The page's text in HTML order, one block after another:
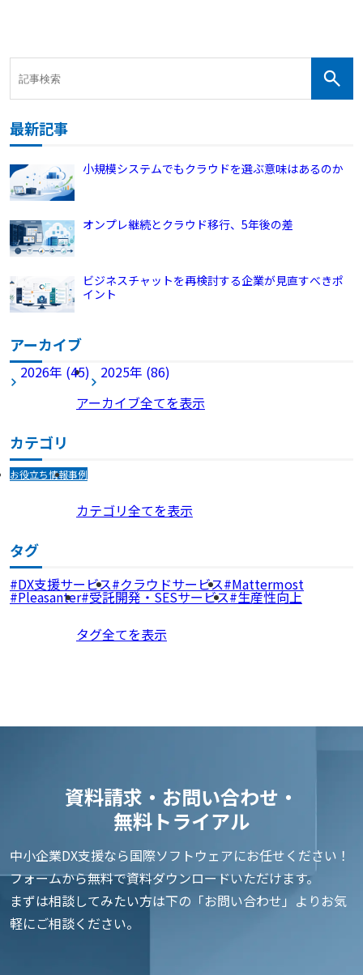
最新記事
小規模システムでもクラウドを選ぶ意味はあるのか
オンプレ継続とクラウド移行、5年後の差
ビジネスチャットを再検討する企業が見直すべきポ
イント
アーカイブ
2026年 (45)
2025年 (86)
アーカイブ全てを表示
カテゴリ
お役立ち情報事例
カテゴリ全てを表示
タグ
DX支援サービス クラウドサービス Mattermost
Pleasanter 受託開発・SESサービス 生産性向上
タグ全てを表示
資料請求・お問い合わせ・
無料トライアル
中小企業DX支援なら国際ソフトウェアにお任せください！
フォームから無料で資料ダウンロードいただけます。
まずは相談してみたい方は下の「お問い合わせ」よりお気
軽にご相談ください。